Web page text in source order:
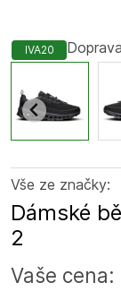
IVA20
Vše ze značky:
Dámské
2
Vaše cena: